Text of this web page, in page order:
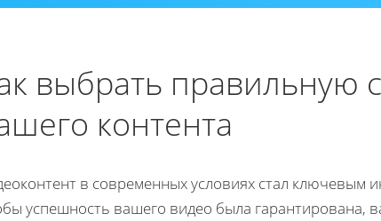
выбрать правильную
контента
в современных условиях стал ключевым
успешность вашего видео была гарантирована,